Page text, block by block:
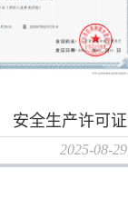
安全生产许可证
2025-08-29